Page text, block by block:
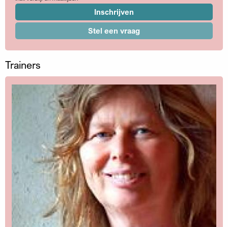
Inschrijven
Stel een vraag
Trainers